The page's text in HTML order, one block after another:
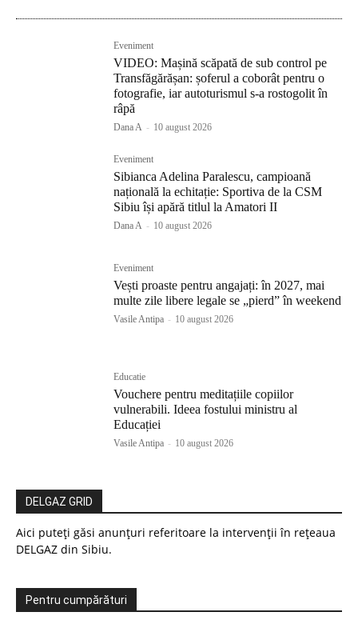
Eveniment
VIDEO: Mașină scăpată de sub control pe
Transfăgărășan: șoferul a coborât pentru o
fotografie, iar autoturismul s-a rostogolit în
râpă
Dana A - 10 august 2026
Eveniment
Sibianca Adelina Paralescu, campioană
națională la echitație: Sportiva de la CSM
Sibiu își apără titlul la Amatori II
Dana A - 10 august 2026
Eveniment
Vești proaste pentru angajați: în 2027, mai
multe zile libere legale se „pierd” în weekend
Vasile Antipa - 10 august 2026
Educatie
Vouchere pentru meditațiile copiilor
vulnerabili. Ideea fostului ministru al
Educației
Vasile Antipa - 10 august 2026
DELGAZ GRID
Aici puteți găsi anunțuri referitoare la intervenții în rețeaua
DELGAZ din Sibiu.
Pentru cumpărături